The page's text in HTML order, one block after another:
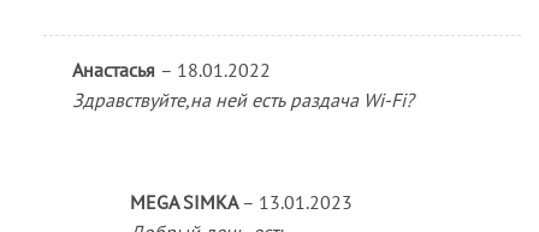
Анастасья – 18.01.2022
Здравствуйте,на ней есть раздача Wi-Fi?
MEGA SIMKA – 13.01.2023